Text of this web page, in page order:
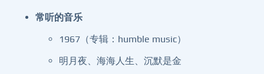
常听的音乐
1967（专辑：humble music）
明月夜、海海人生、沉默是金